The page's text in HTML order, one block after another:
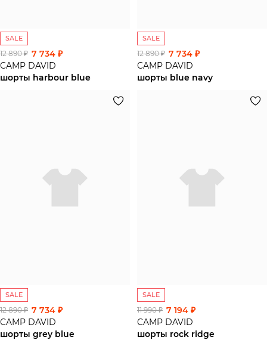
SALE
12 890 ₽ 7 734 ₽
CAMP DAVID
шорты harbour blue
SALE
12 890 ₽ 7 734 ₽
CAMP DAVID
шорты blue navy
SALE
12 890 ₽ 7 734 ₽
CAMP DAVID
шорты grey blue
SALE
11 990 ₽ 7 194 ₽
CAMP DAVID
шорты rock ridge